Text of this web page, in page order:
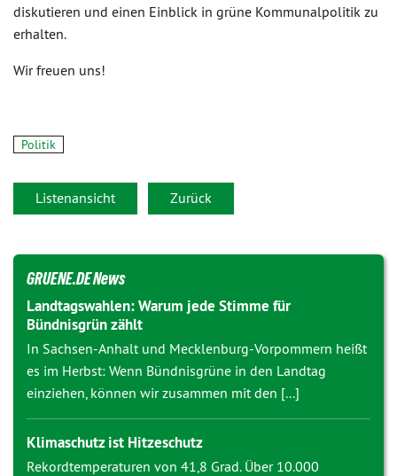
diskutieren und einen Einblick in grüne Kommunalpolitik zu
erhalten.
Wir freuen uns!
Politik
Listenansicht Zurück
GRUENE.DE News
Landtagswahlen: Warum jede Stimme für
Bündnisgrün zählt
In Sachsen-Anhalt und Mecklenburg-Vorpommern heißt
es im Herbst: Wenn Bündnisgrüne in den Landtag
einziehen, können wir zusammen mit den [...]
Klimaschutz ist Hitzeschutz
Rekordtemperaturen von 41,8 Grad. Über 10.000